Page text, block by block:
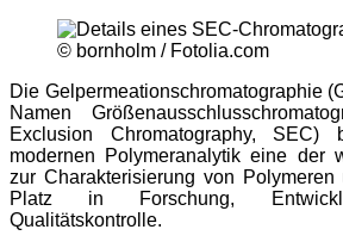
© bornholm / Fotolia.com
Die Gelpermeationschromatographie
Namen
Exclusion Chromatography,
modernen Polymeranalytik eine der
zur Charakterisierung von
Platz in Forschung,
Qualitätskontrolle.